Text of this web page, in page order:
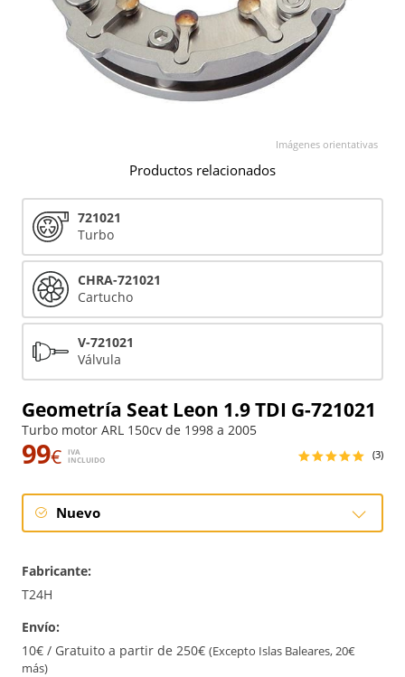
Geometría Seat Leon 1.9 TDI G-721021
Turbo motor ARL 150cv de 1998 a 2005
99€
IVA
INCLUIDO
(3)
Nuevo
Fabricante:
T24H
Envío:
10€ / Gratuito a partir de 250€ (Excepto Islas Baleares, 20€
más)
Imágenes orientativas
Productos relacionados
721021
Turbo
CHRA-721021
Cartucho
V-721021
Válvula